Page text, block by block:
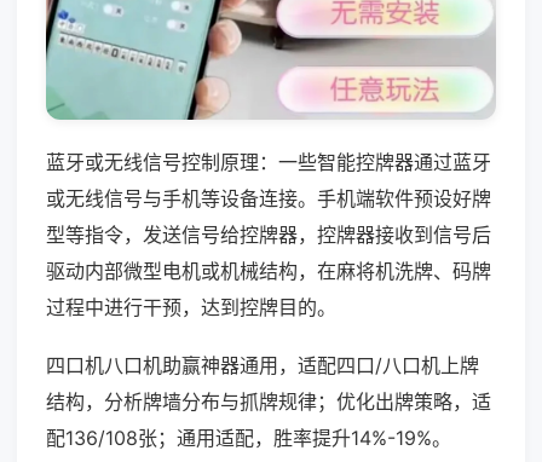
蓝牙或无线信号控制原理：一些智能控牌器通过蓝牙
或无线信号与手机等设备连接。手机端软件预设好牌
型等指令，发送信号给控牌器，控牌器接收到信号后
驱动内部微型电机或机械结构，在麻将机洗牌、码牌
过程中进行干预，达到控牌目的。
四口机八口机助赢神器通用，适配四口/八口机上牌
结构，分析牌墙分布与抓牌规律；优化出牌策略，适
配136/108张；通用适配，胜率提升14%-19%。